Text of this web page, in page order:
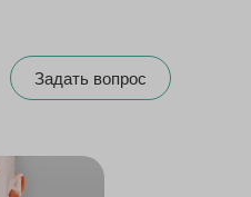
Задать вопрос